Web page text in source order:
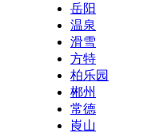
岳阳
温泉
滑雪
方特
柏乐园
郴州
常德
崀山